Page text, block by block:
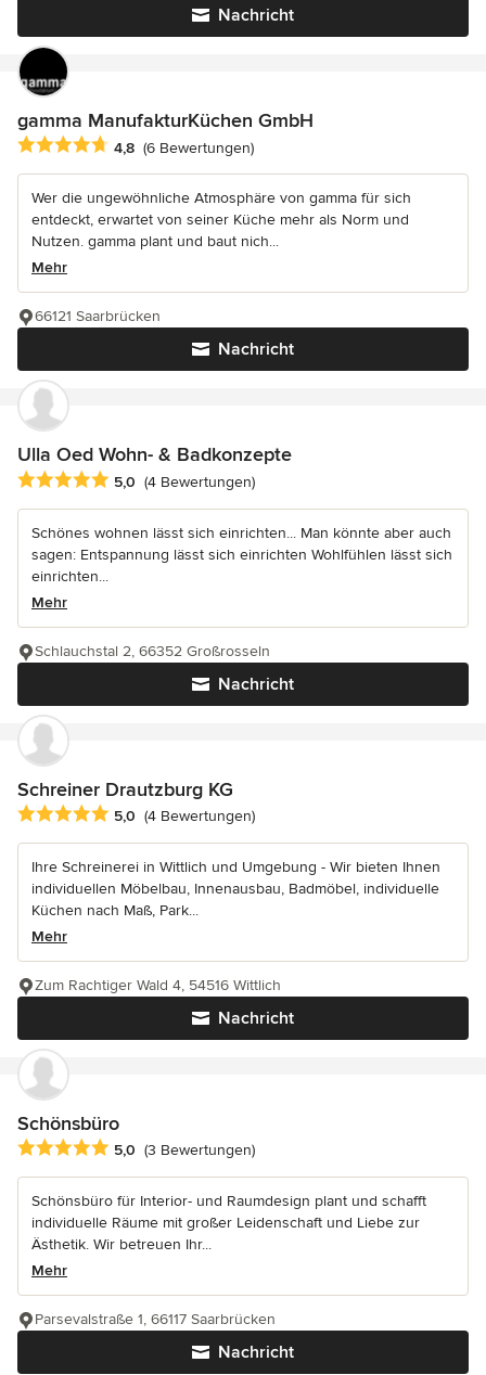
Nachricht
gamma ManufakturKüchen GmbH
Durchschnittliche Bewertung: 4.8 von 5 Sternen
4,8 (6 Bewertungen)
Wer die ungewöhnliche Atmosphäre von gamma für sich
entdeckt, erwartet von seiner Küche mehr als Norm und
Nutzen. gamma plant und baut nich...
Mehr
Nachricht
66121 Saarbrücken
Ulla Oed Wohn- & Badkonzepte
Durchschnittliche Bewertung: 5 von 5 Sternen
5,0 (4 Bewertungen)
Schönes wohnen lässt sich einrichten... Man könnte aber auch
sagen: Entspannung lässt sich einrichten Wohlfühlen lässt sich
einrichten...
Mehr
Nachricht
Schlauchstal 2, 66352 Großrosseln
Schreiner Drautzburg KG
Durchschnittliche Bewertung: 5 von 5 Sternen
5,0 (4 Bewertungen)
Ihre Schreinerei in Wittlich und Umgebung - Wir bieten Ihnen
individuellen Möbelbau, Innenausbau, Badmöbel, individuelle
Küchen nach Maß, Park...
Mehr
Nachricht
Zum Rachtiger Wald 4, 54516 Wittlich
Schönsbüro
Durchschnittliche Bewertung: 5 von 5 Sternen
5,0 (3 Bewertungen)
Schönsbüro für Interior- und Raumdesign plant und schafft
individuelle Räume mit großer Leidenschaft und Liebe zur
Ästhetik. Wir betreuen Ihr...
Mehr
Nachricht
Parsevalstraße 1, 66117 Saarbrücken